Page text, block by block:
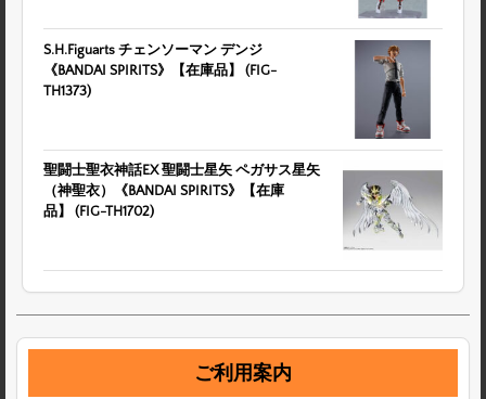
S.H.Figuarts チェンソーマン デンジ
《BANDAI SPIRITS》【在庫品】 (FIG-
TH1373)
聖闘士聖衣神話EX 聖闘士星矢 ペガサス星矢
（神聖衣）《BANDAI SPIRITS》【在庫
品】 (FIG-TH1702)
ご利用案内